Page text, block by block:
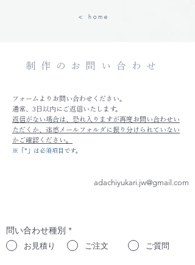
< h o m e
制作のお問い合わせ
フォームよりお問い合わせください。
通常、3日以内にご返信いたします。
返信がない場合は、恐れ入りますが再度お問い合わせい
ただくか、迷惑メールフォルダに振り分けられていない
かご確認ください。
※「*」は必須項目です。
adachiyukari.jw@gmail.com
問い合わせ種別 *
お見積り ご注文 ご質問